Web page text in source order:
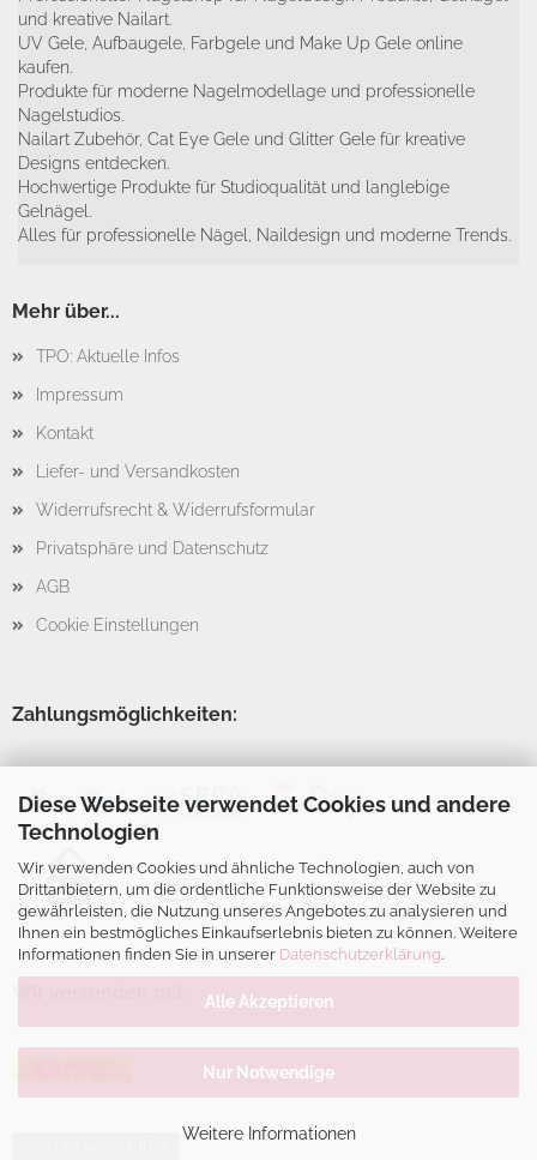
Diese Webseite verwendet Cookies und andere
Technologien
Wir verwenden Cookies und ähnliche Technologien, auch von
Drittanbietern, um die ordentliche Funktionsweise der Website zu
gewährleisten, die Nutzung unseres Angebotes zu analysieren und
Ihnen ein bestmögliches Einkaufserlebnis bieten zu können. Weitere
Informationen finden Sie in unserer Datenschutzerklärung.
Alle Akzeptieren
Nur Notwendige
Weitere Informationen
und kreative Nailart.
UV Gele, Aufbaugele, Farbgele und Make Up Gele online
kaufen.
Produkte für moderne Nagelmodellage und professionelle
Nagelstudios.
Nailart Zubehör, Cat Eye Gele und Glitter Gele für kreative
Designs entdecken.
Hochwertige Produkte für Studioqualität und langlebige
Gelnägel.
Alles für professionelle Nägel, Naildesign und moderne Trends.
Mehr über...
TPO: Aktuelle Infos
Impressum
Kontakt
Liefer- und Versandkosten
Widerrufsrecht & Widerrufsformular
Privatsphäre und Datenschutz
AGB
Cookie Einstellungen
Zahlungsmöglichkeiten: